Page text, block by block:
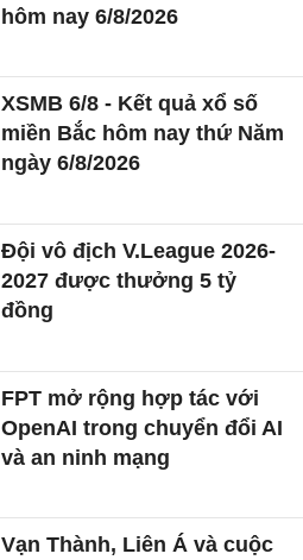
hôm nay 6/8/2026
XSMB 6/8 - Kết quả xổ số
miền Bắc hôm nay thứ Năm
ngày 6/8/2026
Đội vô địch V.League 2026-
2027 được thưởng 5 tỷ
đồng
FPT mở rộng hợp tác với
OpenAI trong chuyển đổi AI
và an ninh mạng
Vạn Thành, Liên Á và cuộc